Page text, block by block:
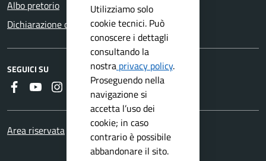
Albo pretorio
Dichiarazione di accessibilità
SEGUICI SU
Faceboook
YoutubeInstagram
RSS
Area riservata
Utilizziamo solo
cookie tecnici. Può
conoscere i dettagli
consultando la
nostra privacy policy.
Proseguendo nella
navigazione si
accetta l’uso dei
cookie; in caso
contrario è possibile
abbandonare il sito.